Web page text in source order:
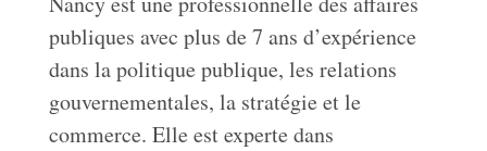
publiques avec plus de 7 ans d’expérience
dans la politique publique, les relations
gouvernementales, la stratégie et le
commerce. Elle est experte dans